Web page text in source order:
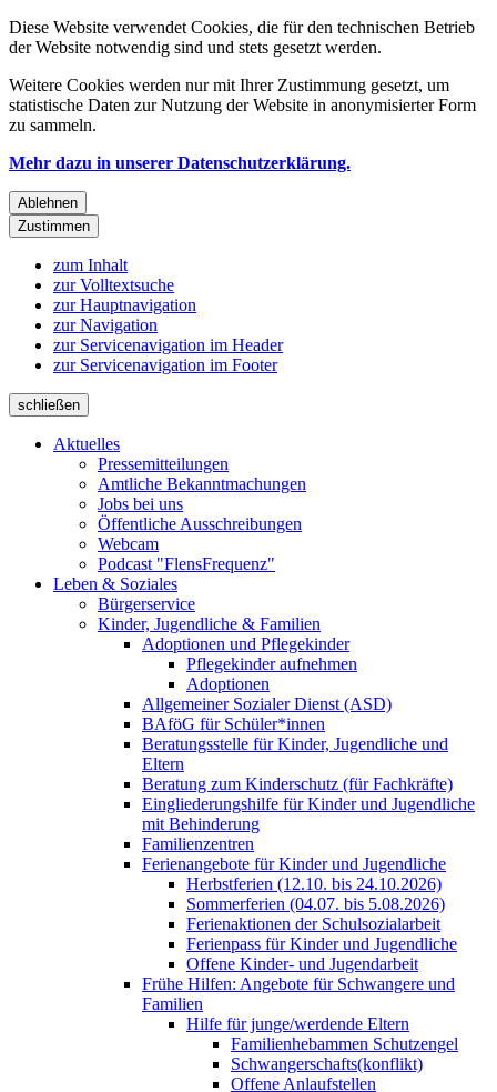
Diese Website verwendet Cookies, die für den technischen Betrieb
der Website notwendig sind und stets gesetzt werden.
Weitere Cookies werden nur mit Ihrer Zustimmung gesetzt, um
statistische Daten zur Nutzung der Website in anonymisierter Form
zu sammeln.
Mehr dazu in unserer Datenschutzerklärung.
Ablehnen
Zustimmen
zum Inhalt
zur Volltextsuche
zur Hauptnavigation
zur Navigation
zur Servicenavigation im Header
zur Servicenavigation im Footer
schließen
Aktuelles
Pressemitteilungen
Amtliche Bekanntmachungen
Jobs bei uns
Öffentliche Ausschreibungen
Webcam
Podcast "FlensFrequenz"
Leben & Soziales
Bürgerservice
Kinder, Jugendliche & Familien
Adoptionen und Pflegekinder
Pflegekinder aufnehmen
Adoptionen
Allgemeiner Sozialer Dienst (ASD)
BAföG für Schüler*innen
Beratungsstelle für Kinder, Jugendliche und
Eltern
Beratung zum Kinderschutz (für Fachkräfte)
Eingliederungshilfe für Kinder und Jugendliche
mit Behinderung
Familienzentren
Ferienangebote für Kinder und Jugendliche
Herbstferien (12.10. bis 24.10.2026)
Sommerferien (04.07. bis 5.08.2026)
Ferienaktionen der Schulsozialarbeit
Ferienpass für Kinder und Jugendliche
Offene Kinder- und Jugendarbeit
Frühe Hilfen: Angebote für Schwangere und
Familien
Hilfe für junge/werdende Eltern
Familienhebammen Schutzengel
Schwangerschafts(konflikt)
Offene Anlaufstellen